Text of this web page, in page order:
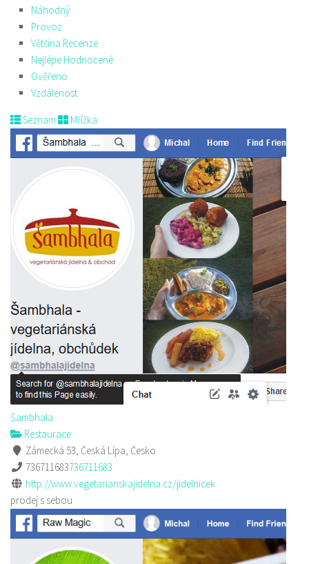
Náhodný
Provoz
Většina Recenze
Nejlépe Hodnocené
Ověřeno
Vzdálenost
Seznam Mřížka
Šambhala
Restaurace
Zámecká 53, Česká Lípa, Česko
736711683736711683
http://www.vegetarianskajidelna.cz/jidelnicek
prodej s sebou